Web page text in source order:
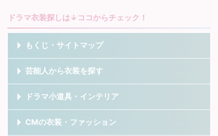
ドラマ衣装探しは↓ココからチェック！
もくじ・サイトマップ
芸能人から衣装を探す
ドラマ小道具・インテリア
CMの衣装・ファッション